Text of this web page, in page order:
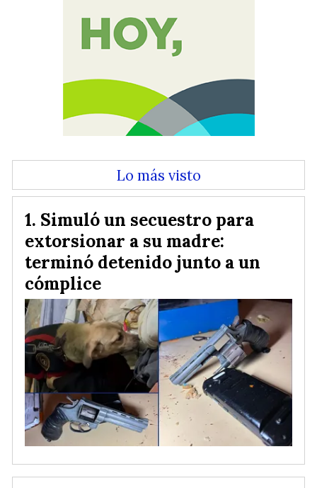
Lo más visto
Simuló un secuestro para
extorsionar a su madre:
terminó detenido junto a un
cómplice